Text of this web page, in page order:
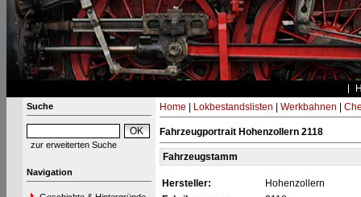
Suche
zur erweiterten Suche
Navigation
Home Lokbestandslisten Werkbahnen
Fahrzeugportrait Hohenzollern 2118
Fahrzeugstamm
Hersteller:
Hohenzollern